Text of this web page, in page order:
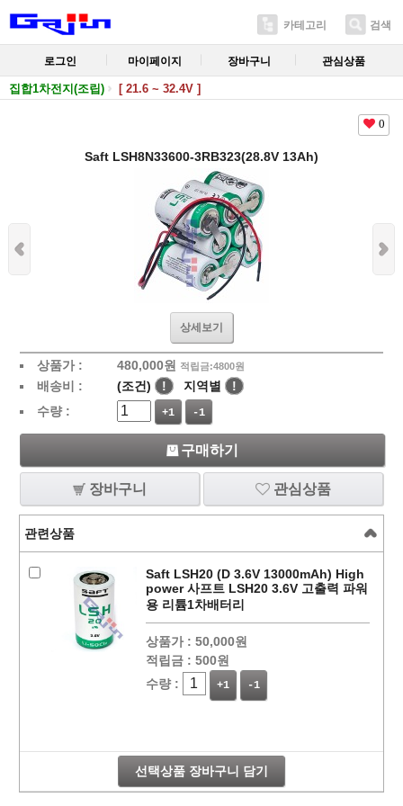
카테고리 검색
로그인 마이페이지 장바구니 관심상품
집합1차전지(조립) [ 21.6 ~ 32.4V ]
0
Saft LSH8N33600-3RB323(28.8V 13Ah)
상세보기
상품가 : 480,000원 적립금:4800원
배송비 : (조건) ! 지역별
!
수량 :
+1 -1
구매하기
장바구니 관심상품
관련상품
Saft LSH20 (D 3.6V 13000mAh) High
power 사프트 LSH20 3.6V 고출력 파워
용 리튬1차배터리
상품가 : 50,000원
적립금 : 500원
수량 :
+1 -1
선택상품 장바구니 담기